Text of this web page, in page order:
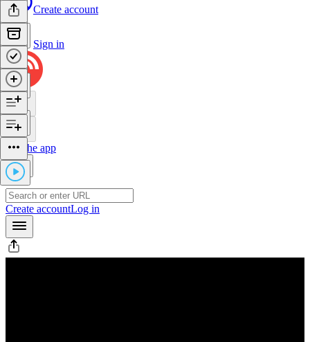
Create account
Sign in
Get the app
Create accountLog in